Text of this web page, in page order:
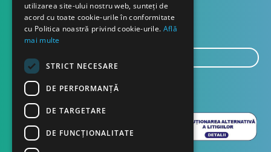
Despre noi
Blog
mail...
TRIMITE
utilizarea site-ului nostru web, sunteți de
acord cu toate cookie-urile în conformitate
cu Politica noastră privind cookie-urile. Află
mai multe
STRICT NECESARE
DE PERFORMANȚĂ
DE TARGETARE
DE FUNCŢIONALITATE